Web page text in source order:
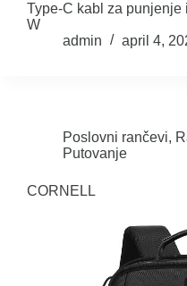
Type-C kabl za punjenje
W
admin
april 4,
Poslovni rančevi,
Putovanje
CORNELL